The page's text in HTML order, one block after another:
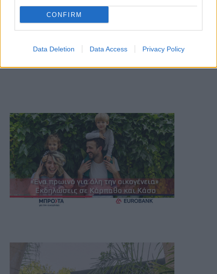
CONFIRM
Data Deletion Data Access Privacy Policy